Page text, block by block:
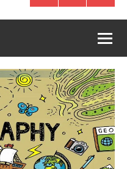
/
دولية
للبيع
موقع